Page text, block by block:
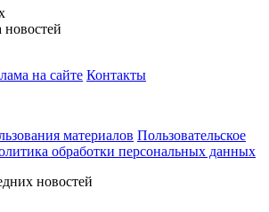
новостей
на сайте Контакты
материалов Пользовательское
обработки персональных данных
новостей